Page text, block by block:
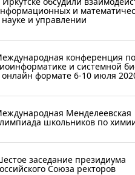
и
науке и управлении
конференция по
и системной
онлайн формате 6-10 июля
Менделеевская
школьников по
заседание президиума
Союза ректоров